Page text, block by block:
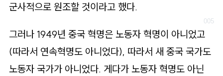
군사적으로 원조할 것이라고 했다.
그러나 1949년 중국 혁명은 노동자 혁명이 아니었고
(따라서 연속혁명도 아니었다), 따라서 새 중국 국가도
노동자 국가가 아니었다. 게다가 노동자 혁명도 아닌